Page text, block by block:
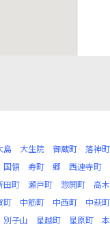
島 大生院 御蔵町 落神町
国領 寿町 郷 西連寺町
田町 瀬戸町 惣開町 高
町 中筋町 中西町 中萩町
別子山 星越町 星原町